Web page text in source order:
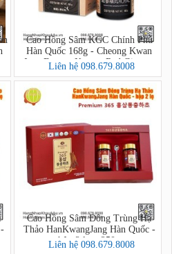
Cao Hồng Sâm KGC Chính Phủ
Hàn Quốc 168g - Cheong Kwan
Jang Extract Korean Red Ginseng
Liên hệ 098.679.8008
Cao Hồng Sâm Đông Trùng Hạ
Thảo HanKwangJang Hàn Quốc -
hộp 2 lọ x 250g
Liên hệ 098.679.8008